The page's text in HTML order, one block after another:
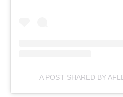
A POST SHARED BY